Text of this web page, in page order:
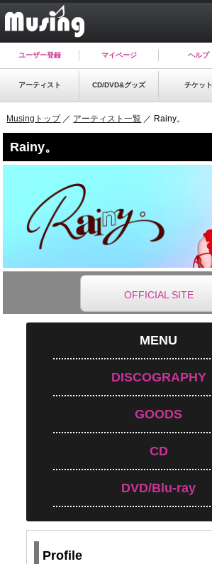
ユーザー登録 マイページ ヘルプ
アーティスト CD/DVD&グッズ チケット
Musingトップ／ アーティスト一覧 ／ Rainy。
Rainy。
OFFICIAL SITE
MENU
DISCOGRAPHY
GOODS
CD
DVD/Blu-ray
Profile